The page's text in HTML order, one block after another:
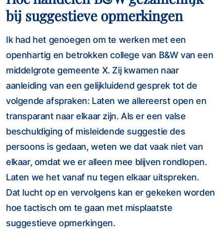
bij suggestieve opmerkingen
Ik had het genoegen om te werken met een
openhartig en betrokken college van B&W van een
middelgrote gemeente X. Zij kwamen naar
aanleiding van een gelijkluidend gesprek tot de
volgende afspraken: Laten we allereerst open en
transparant naar elkaar zijn. Als er een valse
beschuldiging of misleidende suggestie des
persoons is gedaan, weten we dat vaak niet van
elkaar, omdat we er alleen mee blijven rondlopen.
Laten we het vanaf nu tegen elkaar uitspreken.
Dat lucht op en vervolgens kan er gekeken worden
hoe tactisch om te gaan met misplaatste
suggestieve opmerkingen.